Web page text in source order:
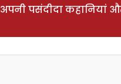
अपनी पसंदीदा कहानियां